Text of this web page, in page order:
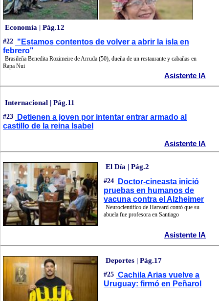
Economía | Pág.12
#22 "Estamos contentos de volver a abrir la isla en
febrero"
Brasileña Benedita Rozimeire de Arruda (50), dueña de un restaurante y cabañas en
Rapa Nui
Asistente IA
Internacional | Pág.11
#23
Detienen a joven por intentar entrar armado al
castillo de la reina Isabel
Asistente IA
El Día | Pág.2
#24
Doctor-cineasta inició
pruebas en humanos de
vacuna contra el Alzheimer
Neurocientífico de Harvard contó que su
abuela fue profesora en Santiago
Asistente IA
Deportes | Pág.17
#25 Cachila Arias vuelve a
Uruguay: firmó en Peñarol